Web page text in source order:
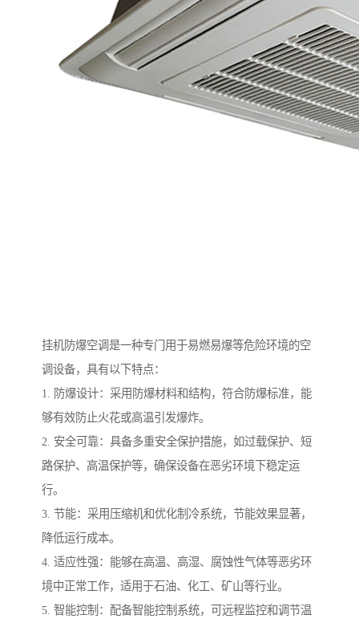
挂机防爆空调是一种专门用于易燃易爆等危险环境的空
调设备，具有以下特点：
1. 防爆设计：采用防爆材料和结构，符合防爆标准，能
够有效防止火花或高温引发爆炸。
2. 安全可靠：具备多重安全保护措施，如过载保护、短
路保护、高温保护等，确保设备在恶劣环境下稳定运
行。
3. 节能：采用压缩机和优化制冷系统，节能效果显著，
降低运行成本。
4. 适应性强：能够在高温、高湿、腐蚀性气体等恶劣环
境中正常工作，适用于石油、化工、矿山等行业。
5. 智能控制：配备智能控制系统，可远程监控和调节温